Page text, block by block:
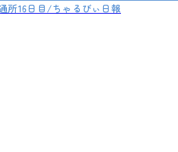
所16日目/ちゃるびぃ日報